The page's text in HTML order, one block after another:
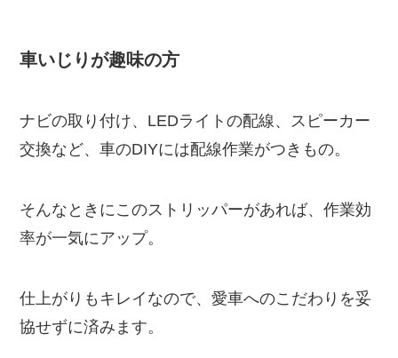
車いじりが趣味の方
ナビの取り付け、LEDライトの配線、スピーカー
交換など、車のDIYには配線作業がつきもの。
そんなときにこのストリッパーがあれば、作業効
率が一気にアップ。
仕上がりもキレイなので、愛車へのこだわりを妥
協せずに済みます。